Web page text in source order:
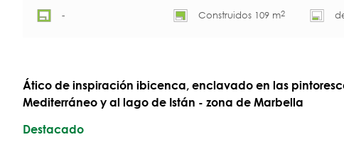
- Construidos 109 m2
Ático de inspiración ibicenca, enclavado en las
Mediterráneo y al lago de Istán - zona de Marbella
Destacado